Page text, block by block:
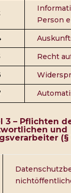
Person
Recht
3 – Pflichten
und
(§